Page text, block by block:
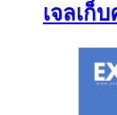
เจลเก็